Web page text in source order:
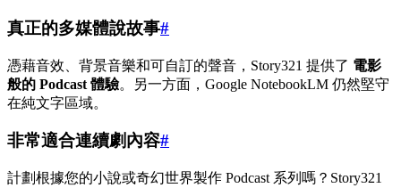
真正的多媒體說故事#
憑藉音效、背景音樂和可自訂的聲音，Story321 提供了 電影
般的 Podcast 體驗。另一方面，Google NotebookLM 仍然堅守
在純文字區域。
非常適合連續劇內容#
計劃根據您的小說或奇幻世界製作 Podcast 系列嗎？Story321